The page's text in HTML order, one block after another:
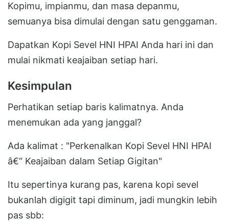
Kopimu, impianmu, dan masa depanmu,
semuanya bisa dimulai dengan satu genggaman.
Dapatkan Kopi Sevel HNI HPAI Anda hari ini dan
mulai nikmati keajaiban setiap hari.
Kesimpulan
Perhatikan setiap baris kalimatnya. Anda
menemukan ada yang janggal?
Ada kalimat : "Perkenalkan Kopi Sevel HNI HPAI
â€“ Keajaiban dalam Setiap Gigitan"
Itu sepertinya kurang pas, karena kopi sevel
bukanlah digigit tapi diminum, jadi mungkin lebih
pas sbb: